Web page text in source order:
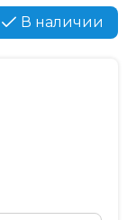
В наличии